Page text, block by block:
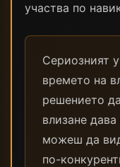
участва по
Сериозният
времето на
решението
влизане
можеш да
по-